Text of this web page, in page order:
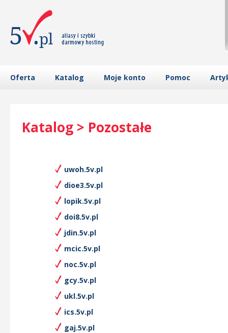
Oferta Katalog Moje konto Pomoc
Katalog > Pozostałe
uwoh.5v.pl
dioe3.5v.pl
lopik.5v.pl
doi8.5v.pl
jdin.5v.pl
mcic.5v.pl
noc.5v.pl
gcy.5v.pl
ukl.5v.pl
ics.5v.pl
gaj.5v.pl